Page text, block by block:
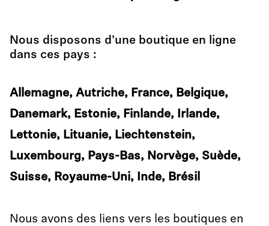
Nous disposons d’une boutique en ligne
dans ces pays :
Allemagne, Autriche, France, Belgique,
Danemark, Estonie, Finlande, Irlande,
Lettonie, Lituanie, Liechtenstein,
Luxembourg, Pays-Bas, Norvège, Suède,
Suisse, Royaume-Uni, Inde, Brésil
Nous avons des liens vers les boutiques en